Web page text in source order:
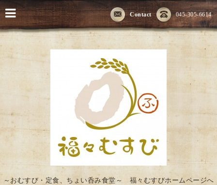
045-305-6614
Contact
～おむすび・定食、ちょい呑み食堂～ 福々むすびホームページへ